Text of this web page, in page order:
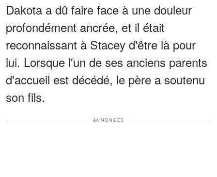
Dakota a dû faire face à une douleur
profondément ancrée, et il était
reconnaissant à Stacey d'être là pour
lui. Lorsque l'un de ses anciens parents
d'accueil est décédé, le père a soutenu
son fils.
ANNONCES